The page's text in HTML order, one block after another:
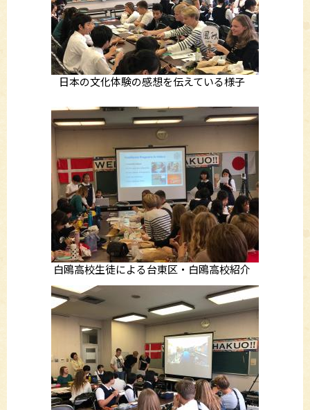
日本の文化体験の感想を伝えている様子
白鴎高校生徒による台東区・白鴎高校紹介